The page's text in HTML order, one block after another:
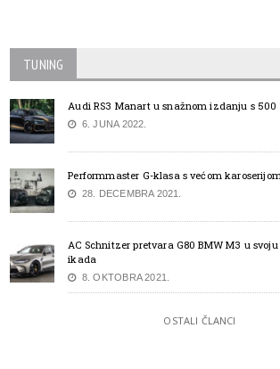
TUNING
Audi RS3 Manart u snažnom izdanju s 500
6. JUNA 2022.
Performmaster G-klasa s većom
28. DECEMBRA 2021.
AC Schnitzer pretvara G80 BMW M3 u
ikada
8. OKTOBRA 2021.
OSTALI ČLANCI